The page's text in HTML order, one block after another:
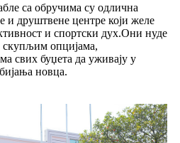
са обручима су одлична
и друштвене центре који желе
и спортски дух.Они нуде
скупљим опцијама,
свих буџета да уживају у
новца.